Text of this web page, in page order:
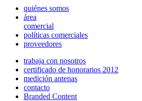
quiénes somos
área
comercial
políticas comerciales
proveedores
trabaja con nosotros
certificado de honorarios 2012
medición antenas
contacto
Branded Content